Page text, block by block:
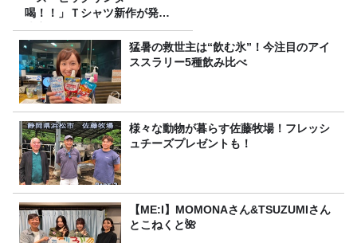
喝！！」Ｔシャツ新作が発売
決定！
猛暑の救世主は“飲む氷”！今注目のアイ
ススラリー5種飲み比べ
様々な動物が暮らす佐藤牧場！フレッシ
ュチーズプレゼントも！
【ME:I】MOMONAさん&TSUZUMIさん
とこねくと🌺